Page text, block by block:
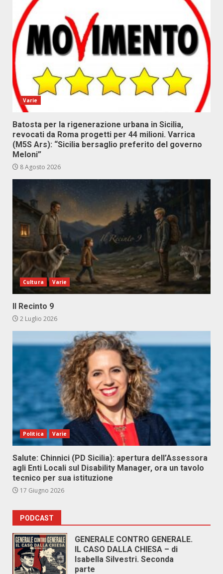
Varie
Batosta per la rigenerazione urbana in Sicilia,
revocati da Roma progetti per 44 milioni. Varrica
(M5S Ars): “Sicilia bersaglio preferito del governo
Meloni”
8 Agosto 2026
Cultura Varie
Il Recinto 9
2 Luglio 2026
Politica Varie
Salute: Chinnici (PD Sicilia): apertura dell’Assessora
agli Enti Locali sul Disability Manager, ora un tavolo
tecnico per sua istituzione
17 Giugno 2026
PODCAST
GENERALE CONTRO GENERALE.
IL CASO DALLA CHIESA – di
Isabella Silvestri. Seconda
parte